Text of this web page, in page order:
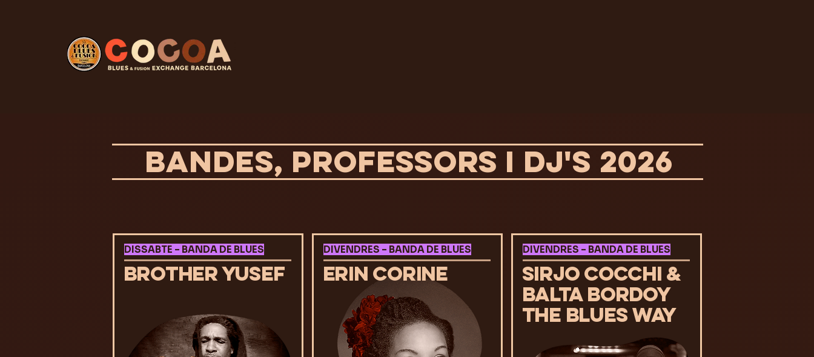
BANDES, PROFESSORS I DJ'S 2026
DISSABTE – BANDA DE BLUES
BROTHER YUSEF
DIVENDRES – BANDA DE BLUES
ERIN CORINE
DIVENDRES – BANDA DE BLUES
SIRJO COCCHI &
BALTA BORDOY
THE BLUES WAY